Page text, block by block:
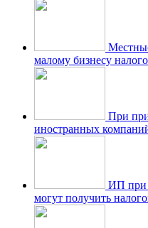
малому бизнесу
При
иностранных
ИП при
могут получить